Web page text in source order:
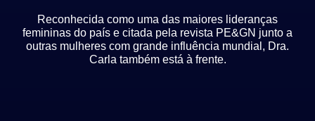
Reconhecida como uma das maiores lideranças
femininas do país e citada pela revista PE&GN junto a
outras mulheres com grande influência mundial, Dra.
Carla também está à frente.